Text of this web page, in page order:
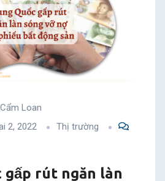
Loan
2, 2022
Thị trường
gấp rút ngăn làn